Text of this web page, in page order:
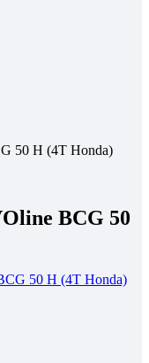
50 H (4T Honda)
BCG 50